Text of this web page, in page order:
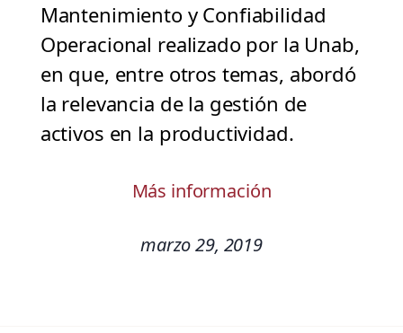
Mantenimiento y Confiabilidad
Operacional realizado por la Unab,
en que, entre otros temas, abordó
la relevancia de la gestión de
activos en la productividad.
Más información
marzo 29, 2019